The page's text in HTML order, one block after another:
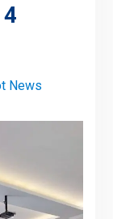
News